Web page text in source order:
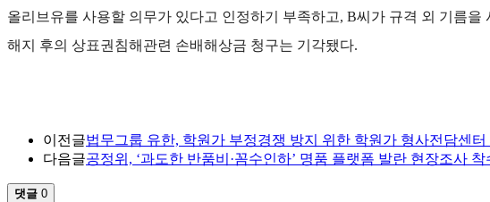
올리브유를 사용할 의무가 있다고 인정하기 부족하고, B씨가 규격 외 기름
해지 후의 상표권침해관련 손배해상금 청구는 기각됐다.
이전글법무그룹 유한, 학원가 부정경쟁 방지 위한 학원가 형사전담센터
다음글공정위, ‘과도한 반품비·꼼수인하’ 명품 플랫폼 발란 현장조사 착
댓글 0